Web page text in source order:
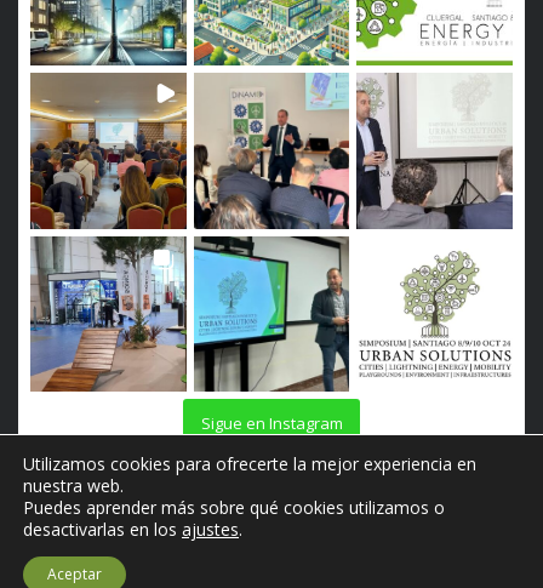
Sigue en Instagram
© Copyright 3iE Dinamo S.L. Todos los derechos reservados.
Utilizamos cookies para ofrecerte la mejor experiencia en
nuestra web.
Puedes aprender más sobre qué cookies utilizamos o
desactivarlas en los ajustes.
Aceptar